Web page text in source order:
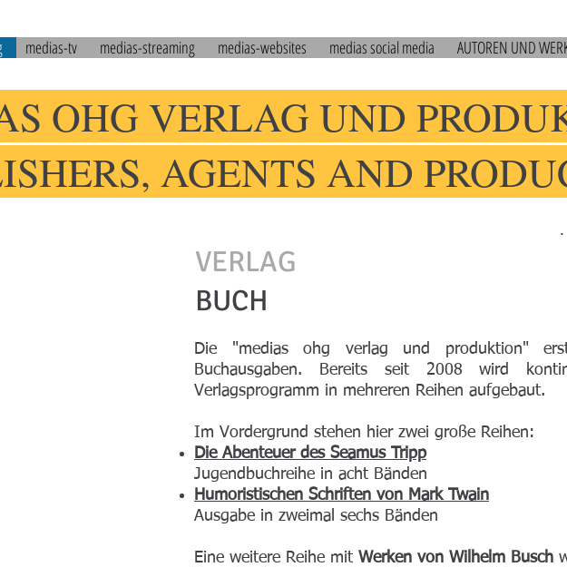
medias-tv medias-streaming medias-websites medias social media AUTOREN UND
OHG VERLAG UND
AGENTS AND
.
VERLAG
BUCH
Die "medias ohg verlag und produktion"
Buchausgaben. Bereits seit 2008 wird
Verlagsprogramm in mehreren Reihen aufgebaut.
Im Vordergrund stehen hier zwei große Reihen:
Die Abenteuer des Seamus Tripp
Jugendbuchreihe in acht Bänden
Humoristischen Schriften von Mark Twain
Ausgabe in zweimal sechs Bänden
Eine weitere Reihe mit Werken von Wilhelm Busch